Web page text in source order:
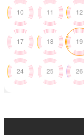
10 11 12
17 18 19
24 25 26